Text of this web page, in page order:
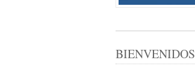
BIENVENIDOS